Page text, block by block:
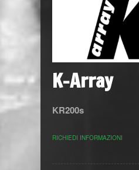
K-Array
KR200s
RICHIEDI INFORMAZIONI